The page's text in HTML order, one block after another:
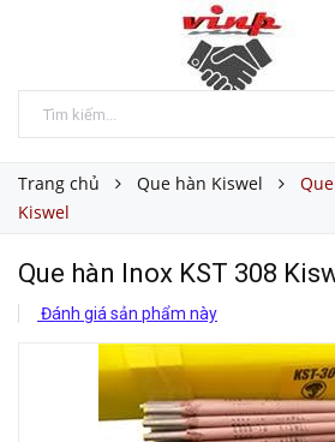
Trang chủ Que hàn Kiswel
Kiswel
Que hàn Inox KST 308
Đánh giá sản phẩm này